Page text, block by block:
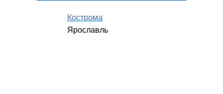
Кострома
Ярославль